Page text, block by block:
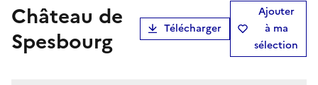
Château de
Spesbourg
Télécharger
Ajouter
à ma
sélection